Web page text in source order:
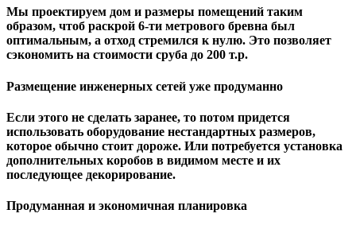
Мы проектируем дом и размеры помещений таким
образом, чтоб раскрой 6-ти метрового бревна был
оптимальным, а отход стремился к нулю. Это позволяет
сэкономить на стоимости сруба до 200 т.р.
Размещение инженерных сетей уже продуманно
Если этого не сделать заранее, то потом придется
использовать оборудование нестандартных размеров,
которое обычно стоит дороже. Или потребуется установка
дополнительных коробов в видимом месте и их
последующее декорирование.
Продуманная и экономичная планировка